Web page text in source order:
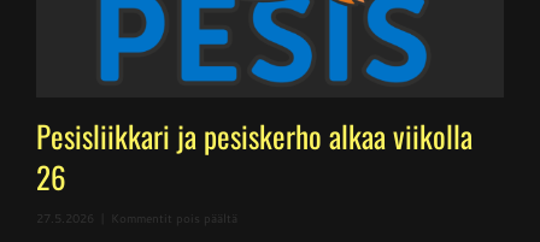
Pesisliikkari ja pesiskerho alkaa viikolla
26
27.5.2026 Kommentit pois päältä